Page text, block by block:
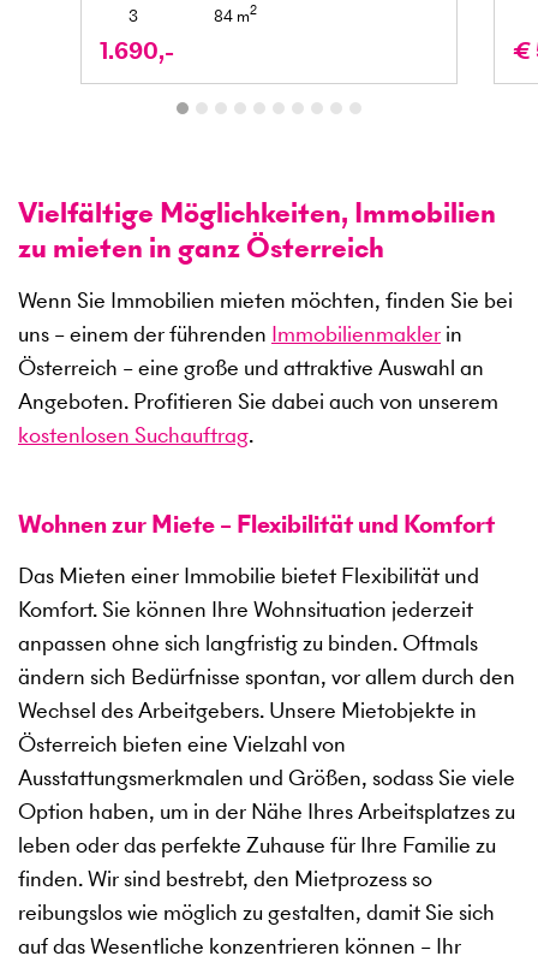
3 84m2
1.690,- €
Vielfältige Möglichkeiten, Immobilien
zu mieten in ganz Österreich
Wenn Sie Immobilien mieten möchten, finden Sie bei
uns – einem der führenden Immobilienmakler in
Österreich – eine große und attraktive Auswahl an
Angeboten. Profitieren Sie dabei auch von unserem
kostenlosen Suchauftrag.
Wohnen zur Miete – Flexibilität und Komfort
Das Mieten einer Immobilie bietet Flexibilität und
Komfort. Sie können Ihre Wohnsituation jederzeit
anpassen ohne sich langfristig zu binden. Oftmals
ändern sich Bedürfnisse spontan, vor allem durch den
Wechsel des Arbeitgebers. Unsere Mietobjekte in
Österreich bieten eine Vielzahl von
Ausstattungsmerkmalen und Größen, sodass Sie viele
Option haben, um in der Nähe Ihres Arbeitsplatzes zu
leben oder das perfekte Zuhause für Ihre Familie zu
finden. Wir sind bestrebt, den Mietprozess so
reibungslos wie möglich zu gestalten, damit Sie sich
auf das Wesentliche konzentrieren können – Ihr